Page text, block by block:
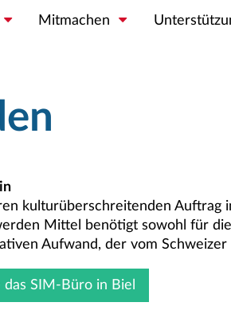
Mitmachen
kulturüberschreitenden Auftrag
Mittel benötigt sowohl für
Aufwand, der vom
das SIM-Büro in Biel